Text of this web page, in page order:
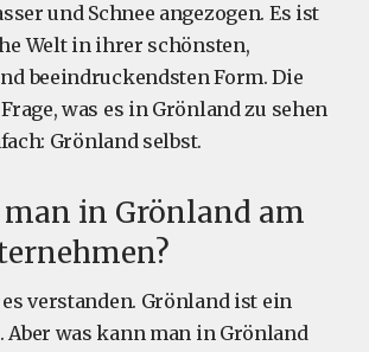
und Schnee angezogen. Es ist
Welt in ihrer schönsten,
beeindruckendsten Form. Die
was es in Grönland zu sehen
Grönland selbst.
in Grönland am
verstanden. Grönland ist ein
was kann man in Grönland